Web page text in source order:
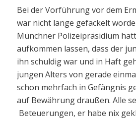
Bei der Vorführung vor dem
war nicht lange gefackelt
Münchner Polizeipräsidium
aufkommen lassen, dass der
ihn schuldig war und in Haft
jungen Alters von gerade
schon mehrfach in Gefängnis
auf Bewährung draußen. Alle
Beteuerungen, er habe nix